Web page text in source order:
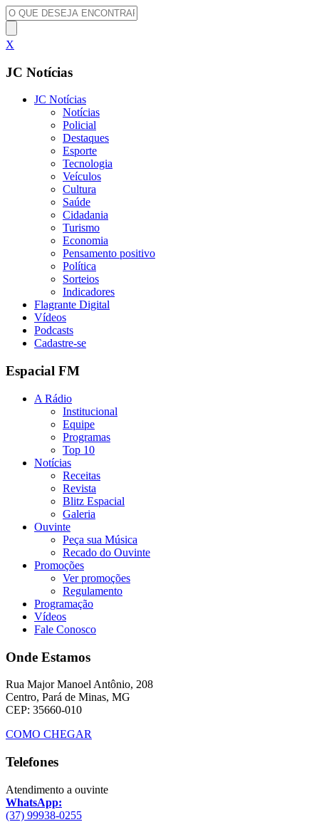
X
JC Notícias
JC Notícias
Notícias
Policial
Destaques
Esporte
Tecnologia
Veículos
Cultura
Saúde
Cidadania
Turismo
Economia
Pensamento positivo
Política
Sorteios
Indicadores
Flagrante Digital
Vídeos
Podcasts
Cadastre-se
Espacial FM
A Rádio
Institucional
Equipe
Programas
Top 10
Notícias
Receitas
Revista
Blitz Espacial
Galeria
Ouvinte
Peça sua Música
Recado do Ouvinte
Promoções
Ver promoções
Regulamento
Programação
Vídeos
Fale Conosco
Onde Estamos
Rua Major Manoel Antônio, 208
Centro, Pará de Minas, MG
CEP: 35660-010
COMO CHEGAR
Telefones
Atendimento a ouvinte
WhatsApp:
(37) 99938-0255